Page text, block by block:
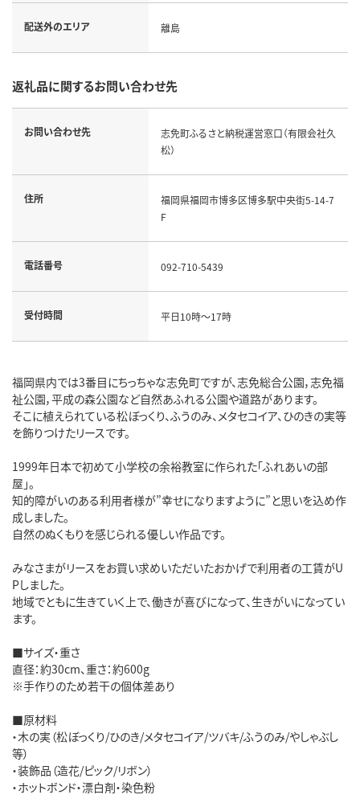
配送外のエリア 離島
返礼品に関するお問い合わせ先
お問い合わせ先
志免町ふるさと納税運営窓口（有限会社久
松）
住所
福岡県福岡市博多区博多駅中央街5-14-7
F
電話番号 092-710-5439
受付時間 平日10時～17時
福岡県内では3番目にちっちゃな志免町ですが、志免総合公園，志免福
祉公園，平成の森公園など自然あふれる公園や道路があります。
そこに植えられている松ぼっくり、ふうのみ、メタセコイア、ひのきの実等
を飾りつけたリースです。
1999年日本で初めて小学校の余裕教室に作られた「ふれあいの部
屋」。
知的障がいのある利用者様が”幸せになりますように”と思いを込め作
成しました。
自然のぬくもりを感じられる優しい作品です。
みなさまがリースをお買い求めいただいたおかげで利用者の工賃がU
Pしました。
地域でともに生きていく上で、働きが喜びになって、生きがいになってい
ます。
■サイズ・重さ
直径：約30cm、重さ：約600g
※手作りのため若干の個体差あり
■原材料
・木の実（松ぼっくり/ひのき/メタセコイア/ツバキ/ふうのみ/やしゃぶし
等）
・装飾品（造花/ピック/リボン）
・ホットボンド・漂白剤・染色粉